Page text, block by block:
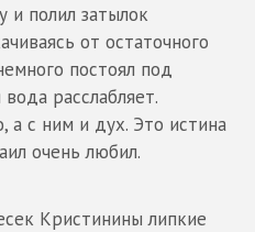
и полил затылок
от остаточного
постоял под
расслабляет.
а с ним и дух. Это истина
очень любил.
Кристинины липкие